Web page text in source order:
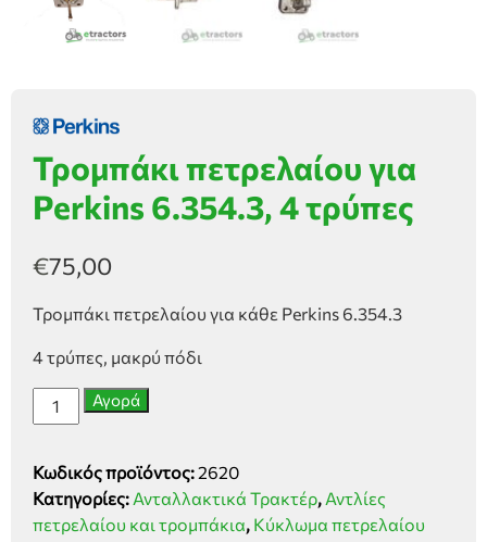
Τρομπάκι πετρελαίου για
Perkins 6.354.3, 4 τρύπες
€75,00
Τρομπάκι πετρελαίου για κάθε Perkins 6.354.3
4 τρύπες, μακρύ πόδι
Τρομπάκι
πετρελαίου
Perkins
6.354.3,
4
Αγορά
Κωδικός προϊόντος:2620
Κατηγορίες: Ανταλλακτικά Τρακτέρ, Αντλίες
πετρελαίου και τρομπάκια, Κύκλωμα πετρελαίου